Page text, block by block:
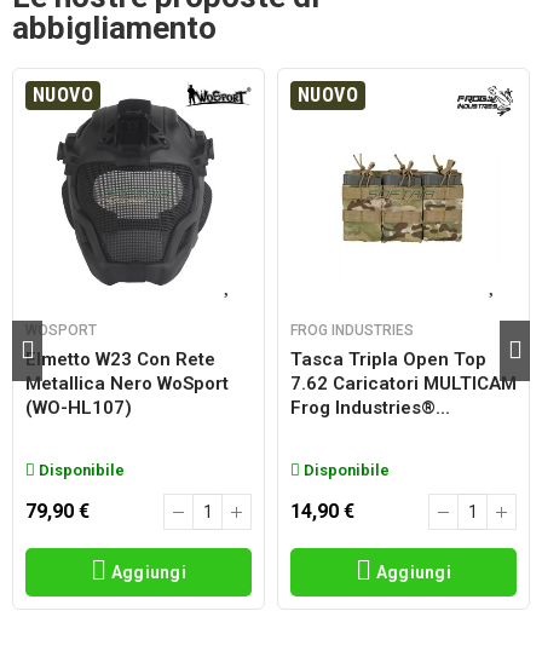
abbigliamento
NUOVO
WOSPORT
Elmetto W23 Con Rete
Metallica Nero WoSport
(WO-HL107)
Disponibile
79,90 €
Aggiungi
NUOVO
FROG INDUSTRIES
Tasca Tripla Open Top
7.62 Caricatori MULTICAM
Frog Industries®...
Disponibile
14,90 €
Aggiungi